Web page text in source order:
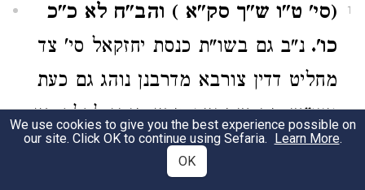
1
(סי' ט"ו ש"ך סק"א ) והב"ח לא כ"כ
כו'. נ"ב גם בשו"ת כנסת יחזקאל סי' צד
מחליט דדין צורבא מדרבנן נוהג גם כעת
ויעו"ש מה שמסיים מדין מנהג לחלק בין
דבעינן תופס:
We use cookies to give you the best experience possible on
our site. Click OK to continue using Sefaria. Learn More.
OK